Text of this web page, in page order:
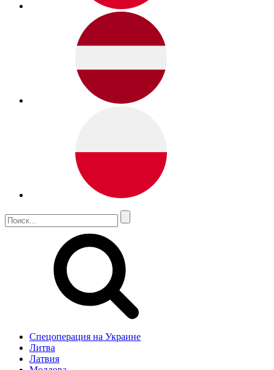
Спецоперация на Украине
Литва
Латвия